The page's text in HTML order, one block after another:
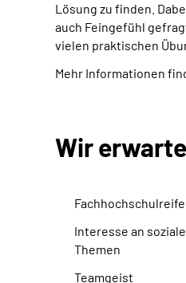
Lösung zu finden.
auch Feingefühl
vielen praktischen
Mehr Informationen
Wir
Interesse an
Themen
Teamgeist